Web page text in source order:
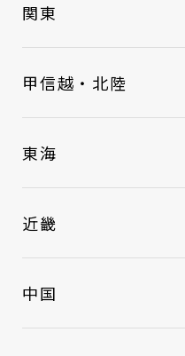
関東
甲信越・北陸
東海
近畿
中国